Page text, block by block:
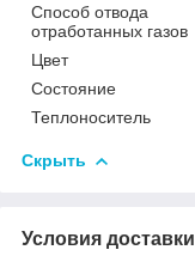
Способ отвода
отработанных газов
Цвет
Состояние
Теплоноситель
Скрыть
Условия доставки